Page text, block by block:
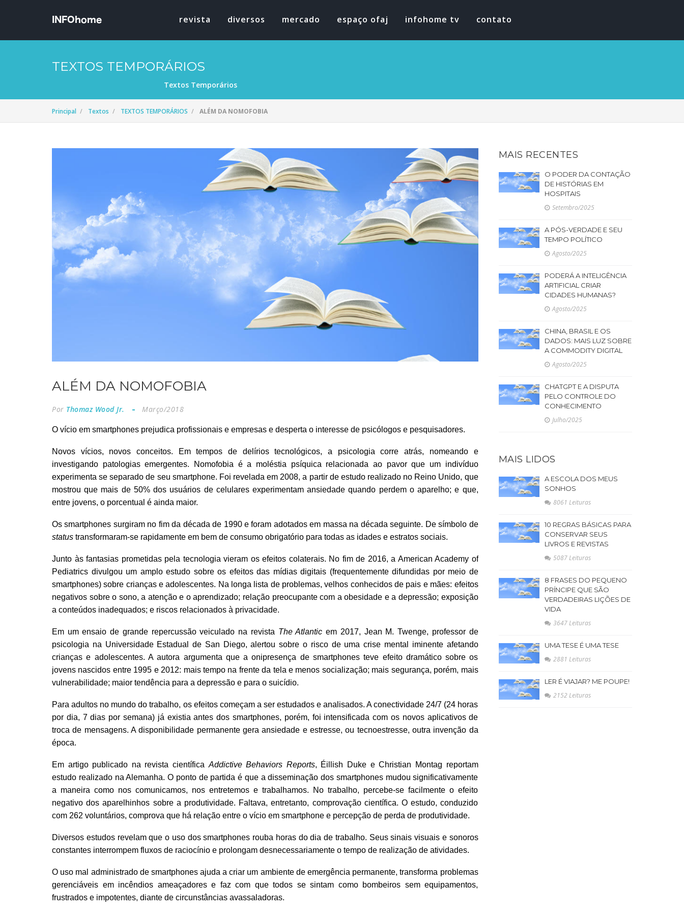
revista diversos mercado espaço ofaj infohome tv contato
TEXTOS TEMPORÁRIOS
Textos Temporários
Principal Textos TEXTOS TEMPORÁRIOS ALÉM DA NOMOFOBIA
ALÉM DA NOMOFOBIA
Por Thomaz Wood Jr. Março/2018
O vício em smartphones prejudica profissionais e empresas e desperta o interesse de psicólogos e pesquisadores.
Novos vícios, novos conceitos. Em tempos de delírios tecnológicos, a psicologia corre atrás, nomeando e
investigando patologias emergentes. Nomofobia é a moléstia psíquica relacionada ao pavor que um indivíduo
experimenta se separado de seu smartphone. Foi revelada em 2008, a partir de estudo realizado no Reino Unido, que
mostrou que mais de 50% dos usuários de celulares experimentam ansiedade quando perdem o aparelho; e que,
entre jovens, o porcentual é ainda maior.
Os smartphones surgiram no fim da década de 1990 e foram adotados em massa na década seguinte. De símbolo de
status transformaram-se rapidamente em bem de consumo obrigatório para todas as idades e estratos sociais.
Junto às fantasias prometidas pela tecnologia vieram os efeitos colaterais. No fim de 2016, a American Academy of
Pediatrics divulgou um amplo estudo sobre os efeitos das mídias digitais (frequentemente difundidas por meio de
smartphones) sobre crianças e adolescentes. Na longa lista de problemas, velhos conhecidos de pais e mães: efeitos
negativos sobre o sono, a atenção e o aprendizado; relação preocupante com a obesidade e a depressão; exposição
a conteúdos inadequados; e riscos relacionados à privacidade.
Em um ensaio de grande repercussão veiculado na revista The Atlantic em 2017, Jean M. Twenge, professor de
psicologia na Universidade Estadual de San Diego, alertou sobre o risco de uma crise mental iminente afetando
crianças e adolescentes. A autora argumenta que a onipresença de smartphones teve efeito dramático sobre os
jovens nascidos entre 1995 e 2012: mais tempo na frente da tela e menos socialização; mais segurança, porém, mais
vulnerabilidade; maior tendência para a depressão e para o suicídio.
Para adultos no mundo do trabalho, os efeitos começam a ser estudados e analisados. A conectividade 24/7 (24 horas
por dia, 7 dias por semana) já existia antes dos smartphones, porém, foi intensificada com os novos aplicativos de
troca de mensagens. A disponibilidade permanente gera ansiedade e estresse, ou tecnoestresse, outra invenção da
época.
Em artigo publicado na revista científica Addictive Behaviors Reports, Éillish Duke e Christian Montag reportam
estudo realizado na Alemanha. O ponto de partida é que a disseminação dos smartphones mudou significativamente
a maneira como nos comunicamos, nos entretemos e trabalhamos. No trabalho, percebe-se facilmente o efeito
negativo dos aparelhinhos sobre a produtividade. Faltava, entretanto, comprovação científica. O estudo, conduzido
com 262 voluntários, comprova que há relação entre o vício em smartphone e percepção de perda de produtividade.
Diversos estudos revelam que o uso dos smartphones rouba horas do dia de trabalho. Seus sinais visuais e sonoros
constantes interrompem fluxos de raciocínio e prolongam desnecessariamente o tempo de realização de atividades.
O uso mal administrado de smartphones ajuda a criar um ambiente de emergência permanente, transforma problemas
gerenciáveis em incêndios ameaçadores e faz com que todos se sintam como bombeiros sem equipamentos,
frustrados e impotentes, diante de circunstâncias avassaladoras.
MAIS RECENTES
O PODER DA CONTAÇÃO
DE HISTÓRIAS EM
HOSPITAIS
Setembro/2025
A PÓS-VERDADE E SEU
TEMPO POLÍTICO
Agosto/2025
PODERÁ A INTELIGÊNCIA
ARTIFICIAL CRIAR
CIDADES HUMANAS?
Agosto/2025
CHINA, BRASIL E OS
DADOS: MAIS LUZ SOBRE
A COMMODITY DIGITAL
Agosto/2025
CHATGPT E A DISPUTA
PELO CONTROLE DO
CONHECIMENTO
Julho/2025
MAIS LIDOS
A ESCOLA DOS MEUS
SONHOS
8061 Leituras
10 REGRAS BÁSICAS PARA
CONSERVAR SEUS
LIVROS E REVISTAS
5087 Leituras
8 FRASES DO PEQUENO
PRÍNCIPE QUE SÃO
VERDADEIRAS LIÇÕES DE
VIDA
3647 Leituras
UMA TESE É UMA TESE
2881 Leituras
LER É VIAJAR? ME POUPE!
2152 Leituras